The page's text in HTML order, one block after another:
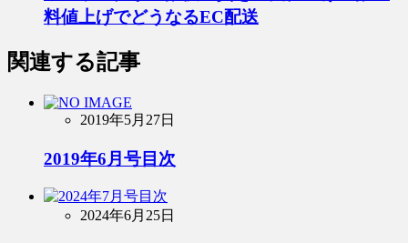
料値上げでどうなるEC配送
関連する記事
2019年5月27日
2019年6月号目次
2024年6月25日